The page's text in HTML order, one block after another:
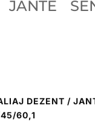
JANTE
DEZENT /
60,1